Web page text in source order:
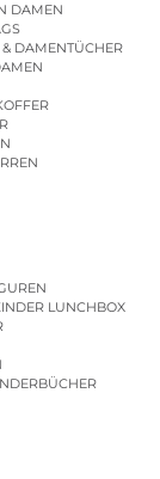
DAMEN
DAMENTÜCHER
LUNCHBOX